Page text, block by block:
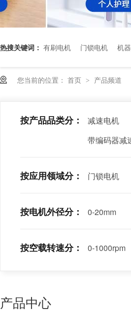
热搜关键词： 有刷电机 门锁电机 机
您当前的位置： 首页 > 产品频道
按产品品类分： 减速电机
带编码器减
按应用领域分： 门锁电机
按电机外径分： 0-20mm
按空载转速分： 0-1000rpm
产品中心